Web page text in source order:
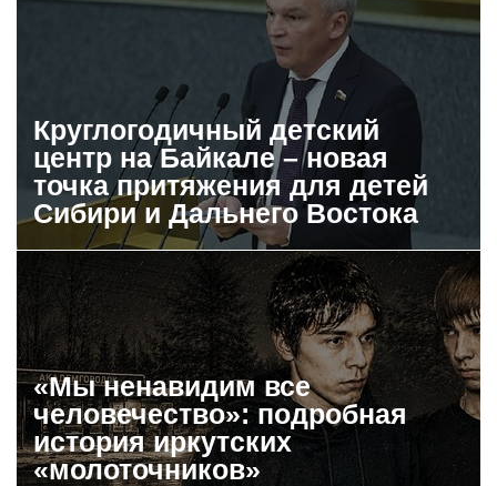
Круглогодичный детский
центр на Байкале – новая
точка притяжения для детей
Сибири и Дальнего Востока
«Мы ненавидим все
человечество»: подробная
история иркутских
«молоточников»